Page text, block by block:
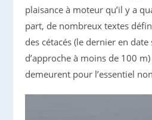
plaisance à moteur qu’il y a
part, de nombreux textes
des cétacés (le dernier en
d’approche à moins de 100
demeurent pour l’essentiel